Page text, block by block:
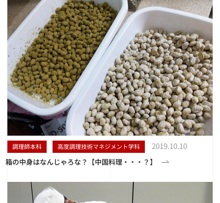
調理師本科 高度調理技術マネジメント学科 2019.10.10
箱の中身はなんじゃろな？【中国料理・・・？】